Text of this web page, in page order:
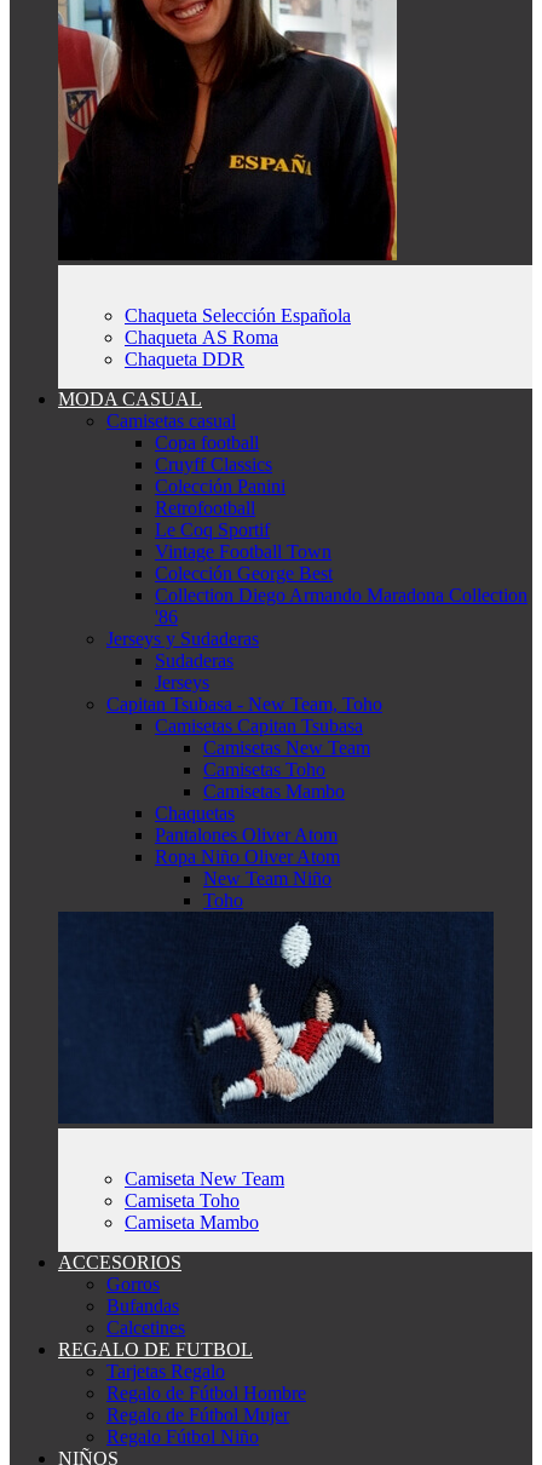
Chaqueta Selección Española
Chaqueta AS Roma
Chaqueta DDR
MODA CASUAL
Camisetas casual
Copa football
Cruyff Classics
Colección Panini
Retrofootball
Le Coq Sportif
Vintage Football Town
Colección George Best
Collection Diego Armando Maradona Collection
'86
Jerseys y Sudaderas
Sudaderas
Jerseys
Capitan Tsubasa - New Team, Toho
Camisetas Capitan Tsubasa
Camisetas New Team
Camisetas Toho
Camisetas Mambo
Chaquetas
Pantalones Oliver Atom
Ropa Niño Oliver Atom
New Team Niño
Toho
Camiseta New Team
Camiseta Toho
Camiseta Mambo
ACCESORIOS
Gorros
Bufandas
Calcetines
REGALO DE FUTBOL
Tarjetas Regalo
Regalo de Fútbol Hombre
Regalo de Fútbol Mujer
Regalo Fútbol Niño
NIÑOS